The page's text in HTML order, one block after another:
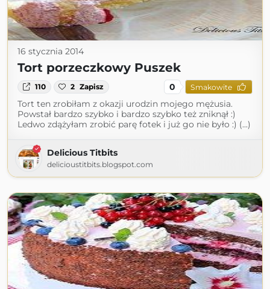
16 stycznia 2014
Tort porzeczkowy Puszek
110 2 Zapisz 0 Smakowite
Tort ten zrobiłam z okazji urodzin mojego mężusia.
Powstał bardzo szybko i bardzo szybko też zniknął :)
Ledwo zdążyłam zrobić parę fotek i już go nie było :) (...)
Delicious Titbits
delicioustitbits.blogspot.com